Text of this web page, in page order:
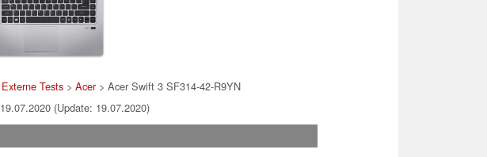
Externe Tests> Acer> Acer Swift 3 SF314-42-R9YN
(Update: 19.07.2020)